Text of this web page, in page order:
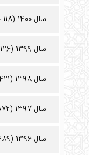
سال 1400 (118 خبر)
سال 1399 (126 خبر)
سال 1398 (421 خبر)
سال 1397 (572 خبر)
سال 1396 (489 خبر)